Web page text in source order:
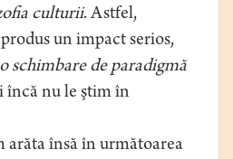
culturii. Astfel,
un impact serios,
o schimbare de paradigmă
încă nu le ştim în
arăta însă în următoarea